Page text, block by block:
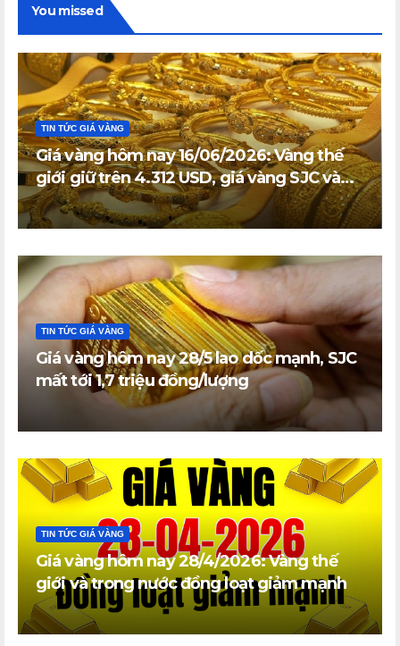
You missed
TIN TỨC GIÁ VÀNG
Giá vàng hôm nay 16/06/2026: Vàng thế
giới giữ trên 4.312 USD, giá vàng SJC và
vàng nhẫn trong nước đi ngang
TIN TỨC GIÁ VÀNG
Giá vàng hôm nay 28/5 lao dốc mạnh, SJC
mất tới 1,7 triệu đồng/lượng
TIN TỨC GIÁ VÀNG
Giá vàng hôm nay 28/4/2026: Vàng thế
giới và trong nước đồng loạt giảm mạnh